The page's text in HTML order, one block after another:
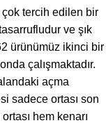
tercih edilen bir
ve şık
ürünümüz ikinci bir
çalışmaktadır.
açma
sadece ortası son
hem kenarı